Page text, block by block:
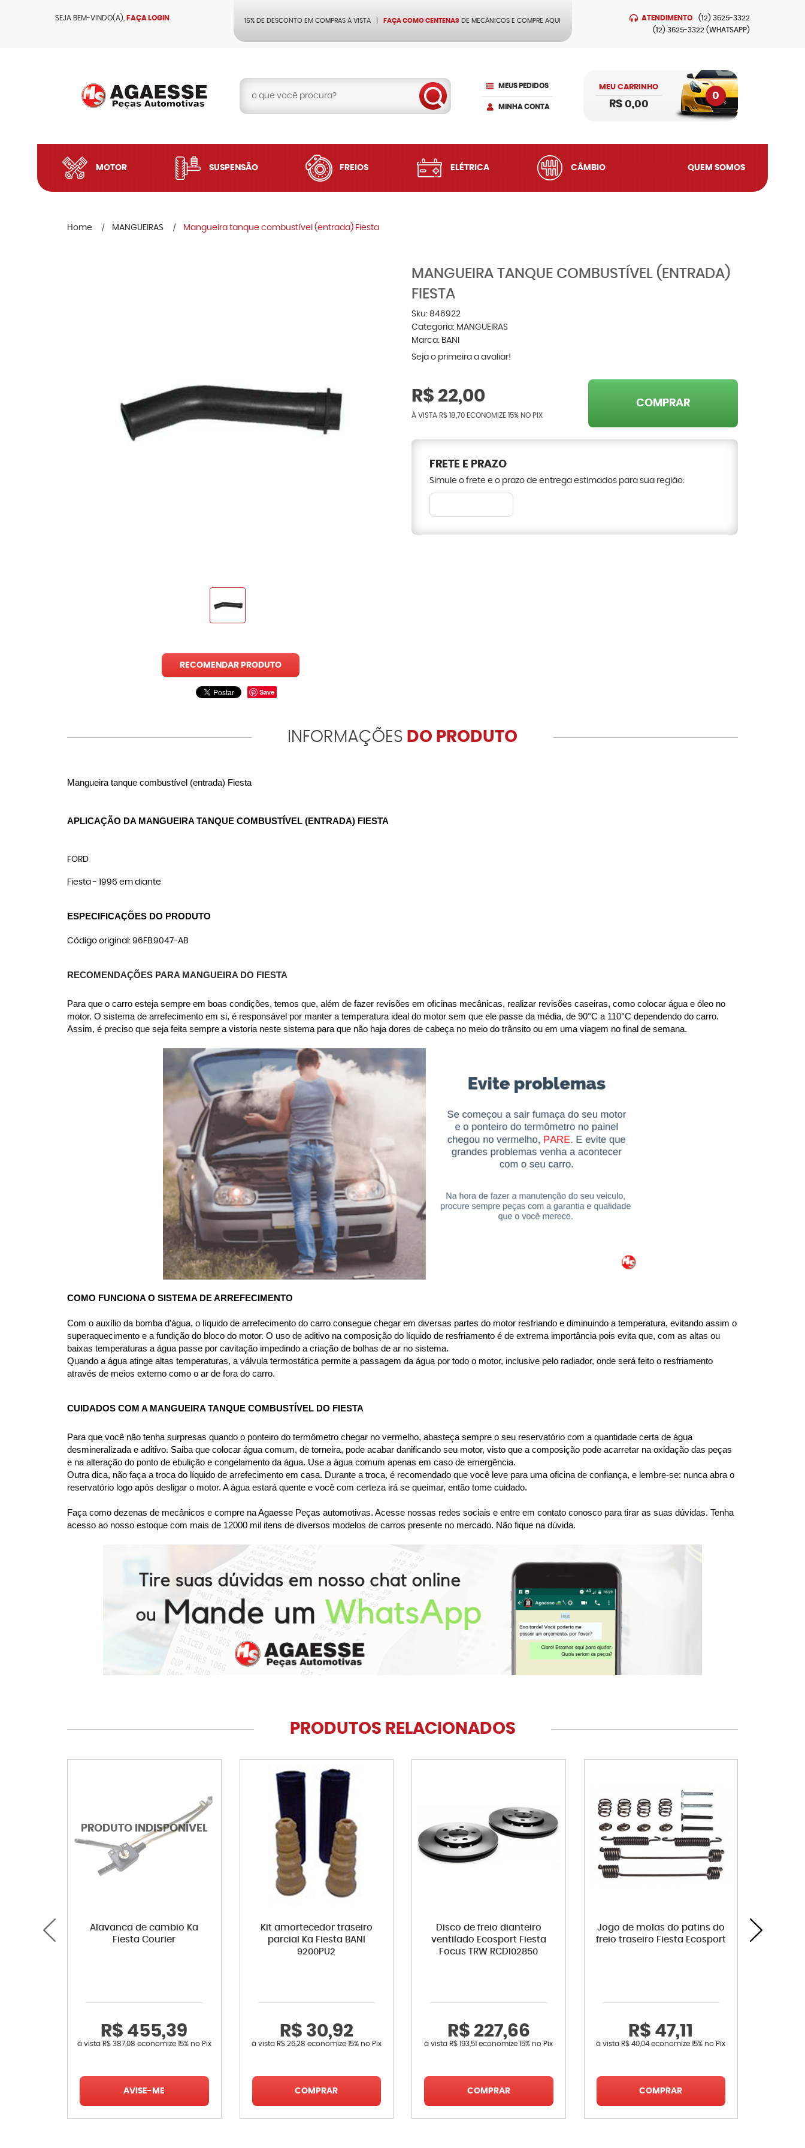
SEJA BEM-VINDO(A), FAÇA LOGIN 15% DE DESCONTO EM COMPRAS À VISTA FAÇA COMO CENTENAS DE MECÂNICOS E COMPRE AQUI ATENDIMENTO (12) 3625-3322
(12) 3625-3322 (WHATSAPP)
MEUS PEDIDOS
MINHA CONTA
MEU CARRINHO
0
R$ 0,00
MOTOR SUSPENSÃO FREIOS ELÉTRICA CÂMBIO QUEM SOMOS
Home MANGUEIRAS Mangueira tanque combustível (entrada) Fiesta
RECOMENDAR PRODUTO
Save
MANGUEIRA TANQUE COMBUSTÍVEL (ENTRADA)
FIESTA
Sku: 846922
Categoria: MANGUEIRAS
Marca: BANI
Seja o primeira a avaliar!
R$ 22,00
À VISTA R$ 18,70 ECONOMIZE 15% NO PIX
COMPRAR
FRETE E PRAZO
Simule o frete e o prazo de entrega estimados para sua região:
INFORMAÇÕES DO PRODUTO
Mangueira tanque combustível (entrada) Fiesta
APLICAÇÃO DA MANGUEIRA TANQUE COMBUSTÍVEL (ENTRADA) FIESTA
FORD
Fiesta - 1996 em diante
ESPECIFICAÇÕES DO PRODUTO
Código original: 96FB.9047-AB
RECOMENDAÇÕES PARA MANGUEIRA DO FIESTA
Para que o carro esteja sempre em boas condições, temos que, além de fazer revisões em oficinas mecânicas, realizar revisões caseiras, como colocar água e óleo no
motor. O sistema de arrefecimento em si, é responsável por manter a temperatura ideal do motor sem que ele passe da média, de 90°C a 110°C dependendo do carro.
Assim, é preciso que seja feita sempre a vistoria neste sistema para que não haja dores de cabeça no meio do trânsito ou em uma viagem no final de semana.
COMO FUNCIONA O SISTEMA DE ARREFECIMENTO
Com o auxílio da bomba d’água, o líquido de arrefecimento do carro consegue chegar em diversas partes do motor resfriando e diminuindo a temperatura, evitando assim o
superaquecimento e a fundição do bloco do motor. O uso de aditivo na composição do líquido de resfriamento é de extrema importância pois evita que, com as altas ou
baixas temperaturas a água passe por cavitação impedindo a criação de bolhas de ar no sistema.
Quando a água atinge altas temperaturas, a válvula termostática permite a passagem da água por todo o motor, inclusive pelo radiador, onde será feito o resfriamento
através de meios externo como o ar de fora do carro.
CUIDADOS COM A MANGUEIRA TANQUE COMBUSTÍVEL DO FIESTA
Para que você não tenha surpresas quando o ponteiro do termômetro chegar no vermelho, abasteça sempre o seu reservatório com a quantidade certa de água
desmineralizada e aditivo. Saiba que colocar água comum, de torneira, pode acabar danificando seu motor, visto que a composição pode acarretar na oxidação das peças
e na alteração do ponto de ebulição e congelamento da água. Use a água comum apenas em caso de emergência.
Outra dica, não faça a troca do líquido de arrefecimento em casa. Durante a troca, é recomendado que você leve para uma oficina de confiança, e lembre-se: nunca abra o
reservatório logo após desligar o motor. A água estará quente e você com certeza irá se queimar, então tome cuidado.
Faça como dezenas de mecânicos e compre na Agaesse Peças automotivas. Acesse nossas redes sociais e entre em contato conosco para tirar as suas dúvidas. Tenha
acesso ao nosso estoque com mais de 12000 mil itens de diversos modelos de carros presente no mercado. Não fique na dúvida.
PRODUTOS RELACIONADOS
Alavanca de cambio Ka
Fiesta Courier
R$ 455,39
à vista R$ 387,08 economize 15% no Pix
AVISE-ME
Kit amortecedor traseiro
parcial Ka Fiesta BANI
9200PU2
R$ 30,92
à vista R$ 26,28 economize 15% no Pix
COMPRAR
Disco de freio dianteiro
ventilado Ecosport Fiesta
Focus TRW RCDI02850
R$ 227,66
à vista R$ 193,51 economize15% no Pix
COMPRAR
Jogo de molas do patins do
freio traseiro Fiesta Ecosport
R$ 47,11
à vista R$ 40,04economize15% no Pix
COMPRAR